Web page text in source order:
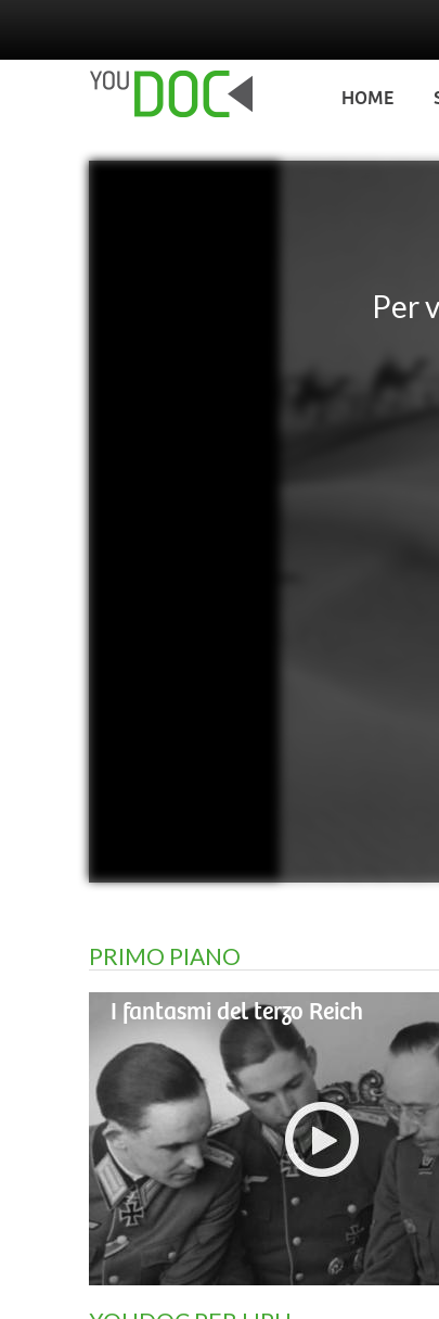
HOME
Per
PRIMO PIANO
I fantasmi del terzo Reich